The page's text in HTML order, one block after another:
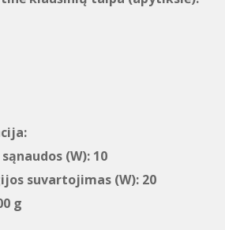
(W): 10
suvartojimas (W): 20
g